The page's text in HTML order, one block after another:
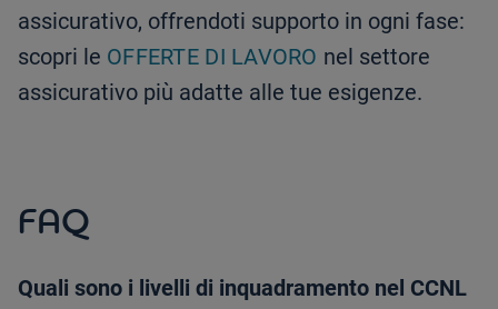
assicurativo, offrendoti supporto in ogni fase:
scopri le OFFERTE DI LAVORO nel settore
assicurativo più adatte alle tue esigenze.
FAQ
Quali sono i livelli di inquadramento nel CCNL